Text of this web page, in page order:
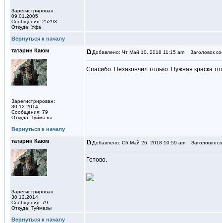
Зарегистрирован:
09.01.2005
Сообщения: 25293
Откуда: Уфа
Вернуться к началу
татарин Каюм
Зарегистрирован:
30.12.2014
Сообщения: 79
Откуда: Туймазы
Добавлено: Чт Май 10, 2018 11:15 am Заголовок
Спасибо. Незакончил только. Нужная краска
Вернуться к началу
татарин Каюм
Зарегистрирован:
30.12.2014
Сообщения: 79
Откуда: Туймазы
Добавлено: Сб Май 26, 2018 10:59 am Заголовок
Готово.
Вернуться к началу